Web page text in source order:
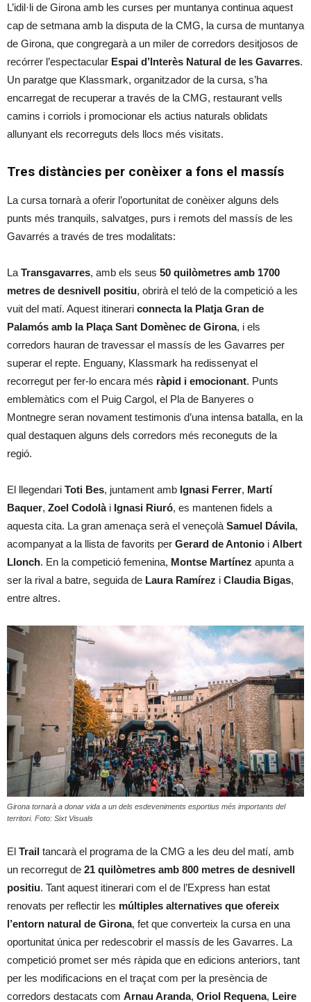
L’idil·li de Girona amb les curses per muntanya continua aquest
cap de setmana amb la disputa de la CMG, la cursa de muntanya
de Girona, que congregarà a un miler de corredors desitjosos de
recórrer l’espectacular Espai d’Interès Natural de les Gavarres.
Un paratge que Klassmark, organitzador de la cursa, s’ha
encarregat de recuperar a través de la CMG, restaurant vells
camins i corriols i promocionar els actius naturals oblidats
allunyant els recorreguts dels llocs més visitats.
Tres distàncies per conèixer a fons el massís
La cursa tornarà a oferir l’oportunitat de conèixer alguns dels
punts més tranquils, salvatges, purs i remots del massís de les
Gavarrés a través de tres modalitats:
La Transgavarres, amb els seus 50 quilòmetres amb 1700
metres de desnivell positiu, obrirà el teló de la competició a les
vuit del matí. Aquest itinerari connecta la Platja Gran de
Palamós amb la Plaça Sant Domènec de Girona, i els
corredors hauran de travessar el massís de les Gavarres per
superar el repte. Enguany, Klassmark ha redissenyat el
recorregut per fer-lo encara més ràpid i emocionant. Punts
emblemàtics com el Puig Cargol, el Pla de Banyeres o
Montnegre seran novament testimonis d’una intensa batalla, en la
qual destaquen alguns dels corredors més reconeguts de la
regió.
El llegendari Toti Bes, juntament amb Ignasi Ferrer, Martí
Baquer, Zoel Codolài Ignasi Riuró, es mantenen fidels a
aquesta cita. La gran amenaça serà el veneçolà Samuel Dávila,
acompanyat a la llista de favorits per Gerard de Antonio i Albert
Llonch. En la competició femenina, Montse Martínez apunta a
ser la rival a batre, seguida de Laura Ramírez i Claudia Bigas,
entre altres.
Girona tornarà a donar vida a un dels esdeveniments esportius més importants del
territori. Foto: Sixt Visuals
El Trail tancarà el programa de la CMG a les deu del matí, amb
un recorregut de 21 quilòmetres amb 800 metres de desnivell
positiu. Tant aquest itinerari com el de l’Express han estat
renovats per reflectir les múltiples alternatives que ofereix
l’entorn natural de Girona, fet que converteix la cursa en una
oportunitat única per redescobrir el massís de les Gavarres. La
competició promet ser més ràpida que en edicions anteriors, tant
per les modificacions en el traçat com per la presència de
corredors destacats com Arnau Aranda, Oriol Requena, Leire